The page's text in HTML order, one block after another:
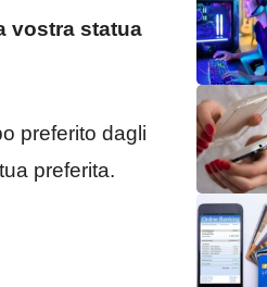
vostra statua
preferito dagli
preferita.